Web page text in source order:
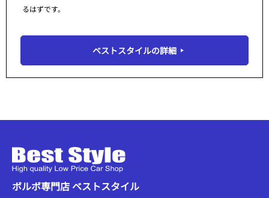
るはずです。
ベストスタイルの詳細
ボルボ専門店 ベストスタイル